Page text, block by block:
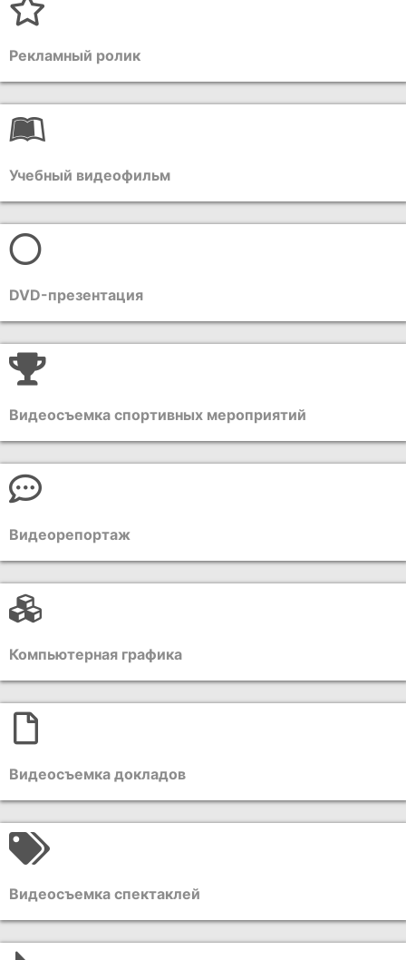
Рекламный ролик
Учебный видеофильм
DVD-презентация
Видеосъемка спортивных мероприятий
Видеорепортаж
Компьютерная графика
Видеосъемка докладов
Видеосъемка спектаклей